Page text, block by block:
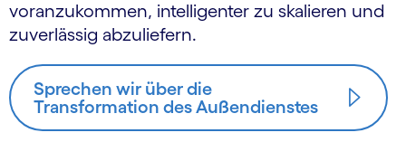
voranzukommen, intelligenter zu skalieren und
zuverlässig abzuliefern.
Sprechen wir über die
Transformation des Außendienstes